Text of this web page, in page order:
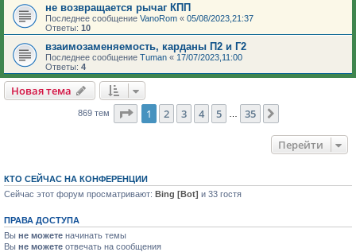
не возвращается рычаг КПП
Последнее сообщение VanoRom « 05/08/2023,21:37
Ответы: 10
взаимозаменяемость, карданы П2 и Г2
Последнее сообщение Tuman « 17/07/2023,11:00
Ответы: 4
Новая тема
869 тем Страница из 35
1 2 3 4 5 35
Перейти
КТО СЕЙЧАС НА КОНФЕРЕНЦИИ
Сейчас этот форум просматривают: Bing [Bot] и 33 гостя
ПРАВА ДОСТУПА
Вы не можете начинать темы
Вы не можете отвечать на сообщения